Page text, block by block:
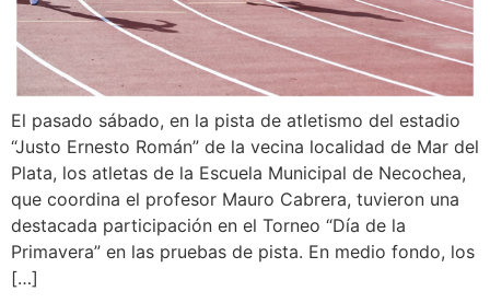
El pasado sábado, en la pista de atletismo del estadio
“Justo Ernesto Román” de la vecina localidad de Mar del
Plata, los atletas de la Escuela Municipal de Necochea,
que coordina el profesor Mauro Cabrera, tuvieron una
destacada participación en el Torneo “Día de la
Primavera” en las pruebas de pista. En medio fondo, los
[…]